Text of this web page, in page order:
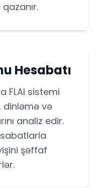
Hesabatı
FLAI sistemi
dinləmə və
analiz edir.
şəffaf